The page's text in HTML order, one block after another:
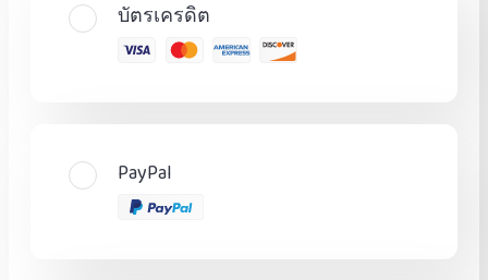
บัตรเครดิต
PayPal